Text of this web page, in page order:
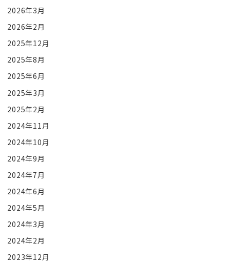
2026年3月
2026年2月
2025年12月
2025年8月
2025年6月
2025年3月
2025年2月
2024年11月
2024年10月
2024年9月
2024年7月
2024年6月
2024年5月
2024年3月
2024年2月
2023年12月